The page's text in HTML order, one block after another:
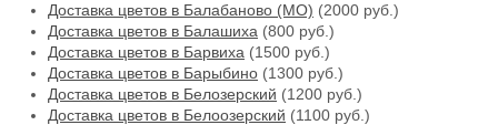
Доставка цветов в Балабаново (МО) (2000 руб.)
Доставка цветов в Балашиха (800 руб.)
Доставка цветов в Барвиха (1500 руб.)
Доставка цветов в Барыбино (1300 руб.)
Доставка цветов в Белозерский (1200 руб.)
Доставка цветов в Белоозерский (1100 руб.)